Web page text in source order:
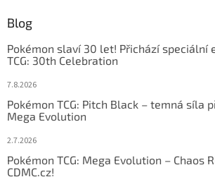
Blog
Pokémon slaví 30 let! Přichází speciální
TCG: 30th Celebration
7.8.2026
Pokémon TCG: Pitch Black – temná síla
Mega Evolution
2.7.2026
Pokémon TCG: Mega Evolution – Chaos
CDMC.cz!